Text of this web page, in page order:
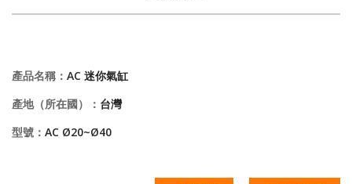
產品名稱： AC 迷你氣缸
產地（所在國）： 台灣
型號： AC Ø20~Ø40